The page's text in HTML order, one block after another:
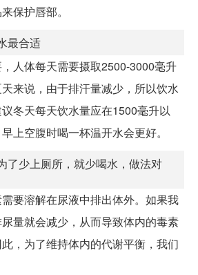
保护唇部。
最合适
人体每天需要摄取2500-3000毫升
来说，由于排汗量减少，所以饮水
冬天每天饮水量应在1500毫升以
上空腹时喝一杯温开水会更好。
了少上厕所，就少喝水，做法对
要溶解在尿液中排出体外。如果我
量就会减少，从而导致体内的毒素
，为了维持体内的代谢平衡，我们